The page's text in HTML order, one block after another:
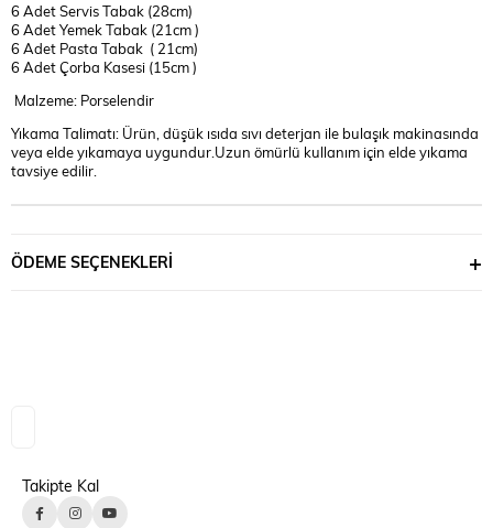
6 Adet Servis Tabak (28cm)
6 Adet Yemek Tabak (21cm )
6 Adet Pasta Tabak ( 21cm)
6 Adet Çorba Kasesi (15cm )
Malzeme: Porselendir
Yıkama Talimatı: Ürün, düşük ısıda sıvı deterjan ile bulaşık makinasında
veya elde yıkamaya uygundur.Uzun ömürlü kullanım için elde yıkama
tavsiye edilir.
ÖDEME SEÇENEKLERI
Takipte Kal